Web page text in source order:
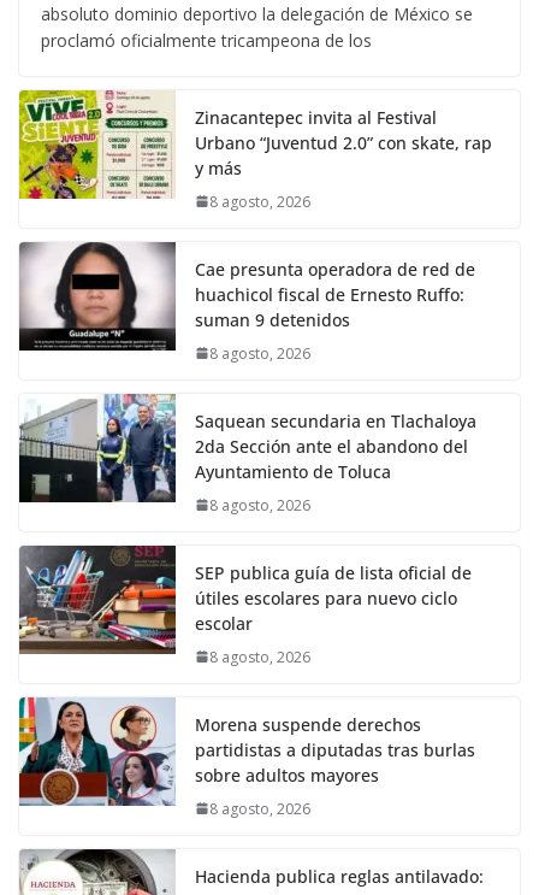
absoluto dominio deportivo la delegación de México se
proclamó oficialmente tricampeona de los
Zinacantepec invita al Festival
Urbano “Juventud 2.0” con skate, rap
y más
8 agosto, 2026
Cae presunta operadora de red de
huachicol fiscal de Ernesto Ruffo:
suman 9 detenidos
8 agosto, 2026
Saquean secundaria en Tlachaloya
2da Sección ante el abandono del
Ayuntamiento de Toluca
8 agosto, 2026
SEP publica guía de lista oficial de
útiles escolares para nuevo ciclo
escolar
8 agosto, 2026
Morena suspende derechos
partidistas a diputadas tras burlas
sobre adultos mayores
8 agosto, 2026
Hacienda publica reglas antilavado: